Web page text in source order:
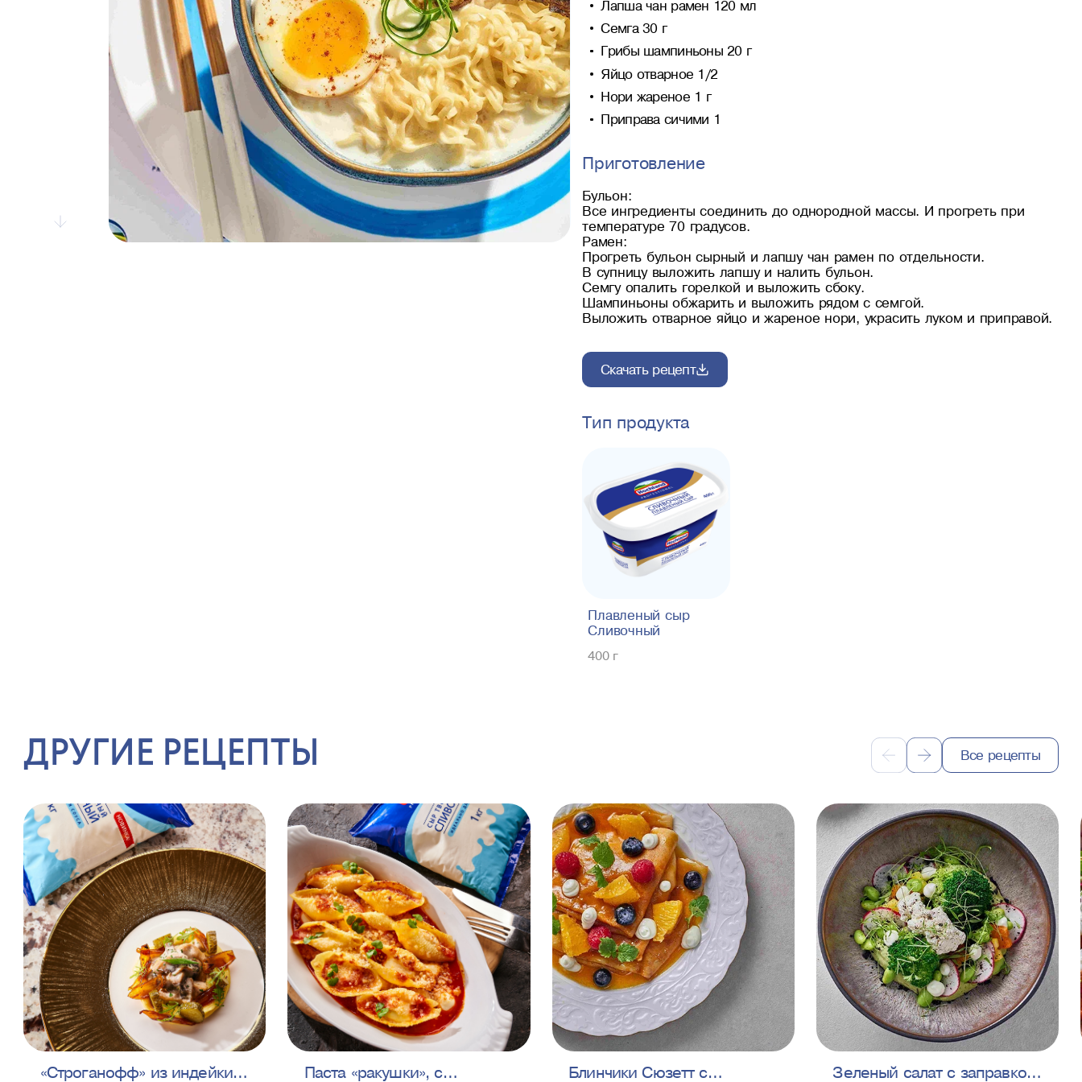
Лапша чан рамен 120 мл
Семга 30 г
Грибы шампиньоны 20 г
Яйцо отварное 1/2
Нори жареное 1 г
Приправа сичими 1
Приготовление
Бульон:
Все ингредиенты соединить до однородной массы. И прогреть при
температуре 70 градусов.
Рамен:
Прогреть бульон сырный и лапшу чан рамен по отдельности.
В супницу выложить лапшу и налить бульон.
Семгу опалить горелкой и выложить сбоку.
Шампиньоны обжарить и выложить рядом с семгой.
Выложить отварное яйцо и жареное нори, украсить луком и приправой.
Скачать рецепт
Тип продукта
Плавленый сыр
Сливочный
400 г
ДРУГИЕ РЕЦЕПТЫ Все рецепты
«Строганофф» из индейки с Паста «ракушки», с Блинчики Сюзетт с Зеленый салат с заправкой